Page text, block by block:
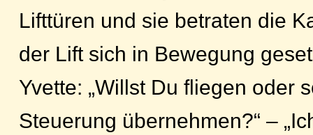
Lifttüren und sie betraten die
der Lift sich in Bewegung
Yvette: „Willst Du fliegen oder
Steuerung übernehmen?“ –